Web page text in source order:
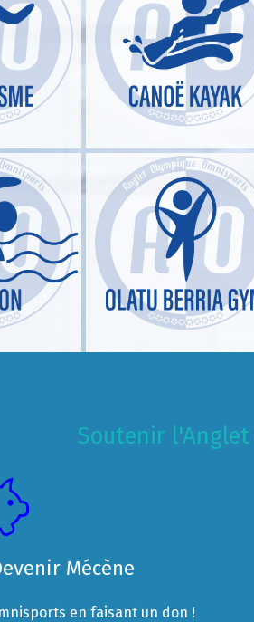
Soutenir
Mécène
en faisant un don !